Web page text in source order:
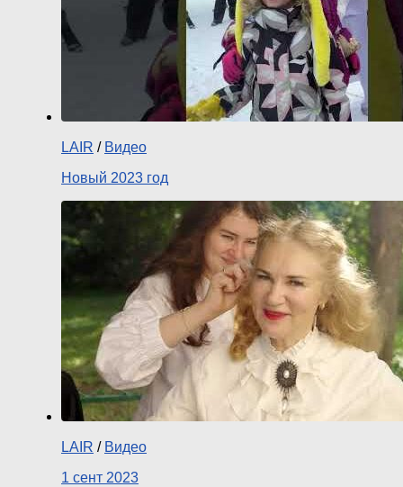
LAIR / Видео
Новый 2023 год
LAIR / Видео
1 сент 2023